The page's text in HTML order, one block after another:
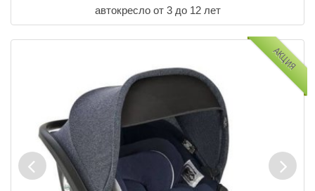
автокресло от 3 до 12 лет
АКЦИЯ